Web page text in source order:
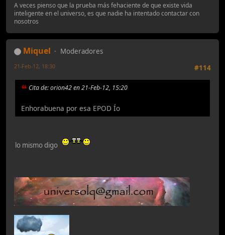
A veces pienso que la prueba más fehaciente de que existe vida
inteligente en el universo, es que nadie ha intentado contactar con
nosotros
Miquel
Moderadores
#114
21-Feb-12, 18:30
Cita de: orion42 en 21-Feb-12, 15:20
Enhorabuena por esa EPOD Ío
lo mismo digo